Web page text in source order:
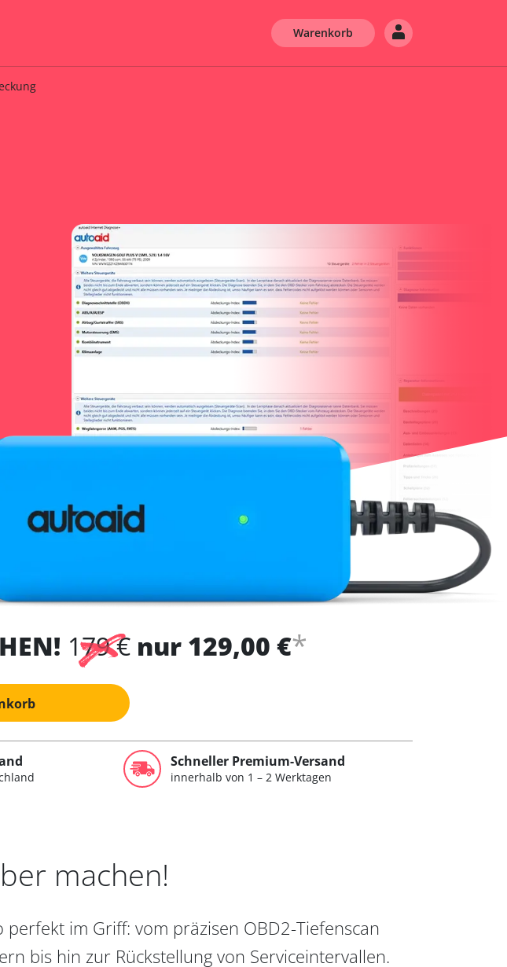
Warenkorb
179 € nur 129,00 €*
Schneller Premium-Versand
innerhalb von 1 – 2 Werktagen
machen!
im Griff: vom präzisen OBD2-Tiefenscan
bis hin zur Rückstellung von Serviceintervallen.